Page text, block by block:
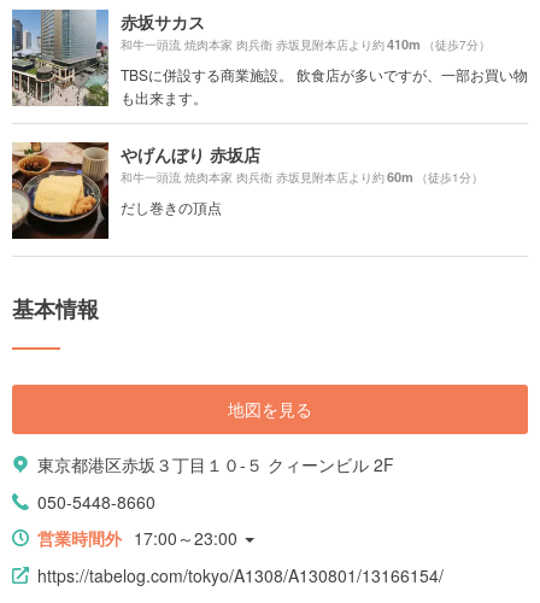
赤坂サカス
和牛一頭流 焼肉本家 肉兵衛 赤坂見附本店より約410m （徒歩7分）
TBSに併設する商業施設。 飲食店が多いですが、一部お買い物
も出来ます。
やげんぼり 赤坂店
和牛一頭流 焼肉本家 肉兵衛 赤坂見附本店より約60m （徒歩1分）
だし巻きの頂点
基本情報
地図を見る
東京都港区赤坂３丁目１０-５ クィーンビル 2F
050-5448-8660
営業時間外 17:00～23:00
https://tabelog.com/tokyo/A1308/A130801/13166154/